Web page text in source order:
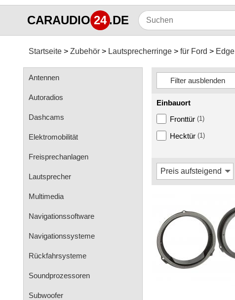
CARAUDIO 24.DE
Startseite Zubehör Lautsprecherringe für Ford Edge
Antennen
Autoradios
Dashcams
Elektromobilität
Freisprechanlagen
Lautsprecher
Multimedia
Navigationssoftware
Navigationssysteme
Rückfahrsysteme
Soundprozessoren
Subwoofer
Einbauort
Fronttür (1)
Hecktür (1)